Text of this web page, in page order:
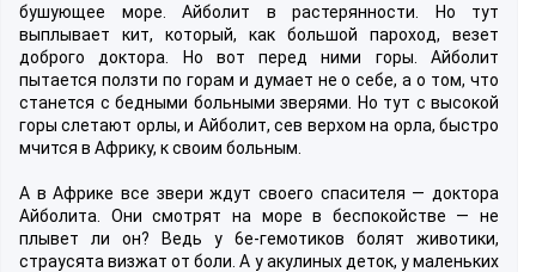
бушующее море. Айболит в растерянности. Но тут
выплывает кит, который, как большой пароход, везет
доброго доктора. Но вот перед ними горы. Айболит
пытается ползти по горам и думает не о себе, а о том, что
станется с бедными больными зверями. Но тут с высокой
горы слетают орлы, и Айболит, сев верхом на орла, быстро
мчится в Африку, к своим больным.
А в Африке все звери ждут своего спасителя — доктора
Айболита. Они смотрят на море в беспокойстве — не
плывет ли он? Ведь у 6е-гемотиков болят животики,
страусята визжат от боли. А у акулиных деток, у маленьких